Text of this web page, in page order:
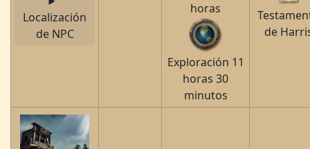
Localización
de NPC
horas
Exploración 11
horas 30
minutos
de